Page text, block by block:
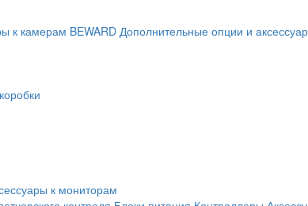
к камерам BEWARD Дополнительные опции и
к мониторам